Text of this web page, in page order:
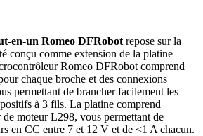
en-un Romeo DFRobot repose sur la
conçu comme extension de la platine
Romeo DFRobot comprend
chaque broche et des connexions
permettant de brancher facilement les
à 3 fils. La platine comprend
moteur L298, vous permettant de
en CC entre 7 et 12 V et de <1 A chacun.